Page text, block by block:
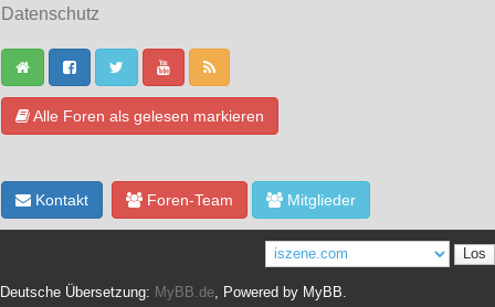
Datenschutz
Alle Foren als gelesen markieren
Kontakt Foren-Team Mitglieder
Deutsche Übersetzung: MyBB.de , Powered by MyBB